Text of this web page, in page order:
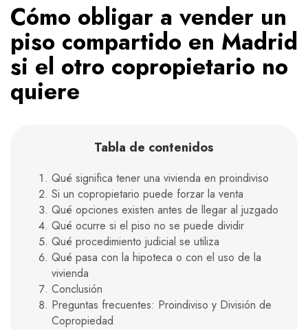
Cómo obligar a vender un
piso compartido en Madrid
si el otro copropietario no
quiere
Tabla de contenidos
Qué significa tener una vivienda en proindiviso
Si un copropietario puede forzar la venta
Qué opciones existen antes de llegar al juzgado
Qué ocurre si el piso no se puede dividir
Qué procedimiento judicial se utiliza
Qué pasa con la hipoteca o con el uso de la
vivienda
Conclusión
Preguntas frecuentes: Proindiviso y División de
Copropiedad